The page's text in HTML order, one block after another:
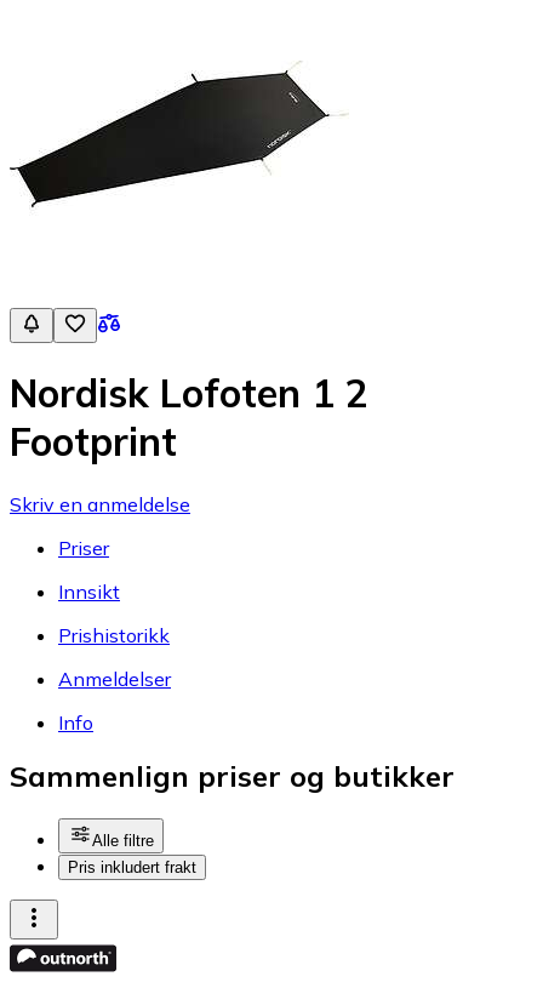
Nordisk Lofoten 1 2
Footprint
Skriv en anmeldelse
Priser
Innsikt
Prishistorikk
Anmeldelser
Info
Sammenlign priser og butikker
Alle filtre
Pris inkludert frakt